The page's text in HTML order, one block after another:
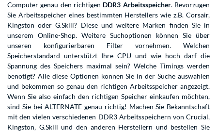
Computer genau den richtigen DDR3 Arbeitsspeicher. Bevorzugen
Sie Arbeitsspeicher eines bestimmten Herstellers wie z.B. Corsair,
Kingston oder G.Skill? Diese und weitere Marken finden Sie in
unserem Online-Shop. Weitere Suchoptionen können Sie über
unseren konfigurierbaren Filter vornehmen. Welchen
Speicherstandard unterstützt Ihre CPU und wie hoch darf die
Spannung des Speichers maximal sein? Welche Timings werden
benötigt? Alle diese Optionen können Sie in der Suche auswählen
und bekommen so genau den richtigen Arbeitsspeicher angezeigt.
Wenn Sie also einfach den richtigen Speicher einkaufen möchten,
sind Sie bei ALTERNATE genau richtig! Machen Sie Bekanntschaft
mit den vielen verschiedenen DDR3 Arbeitsspeichern von Crucial,
Kingston, G.Skill und den anderen Herstellern und bestellen Sie